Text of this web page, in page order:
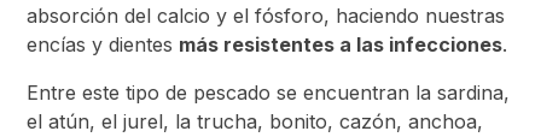
absorción del calcio y el fósforo, haciendo nuestras
encías y dientes más resistentes a las infecciones.
Entre este tipo de pescado se encuentran la sardina,
el atún, el jurel, la trucha, bonito, cazón, anchoa,